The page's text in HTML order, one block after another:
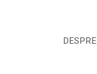
DESPRE